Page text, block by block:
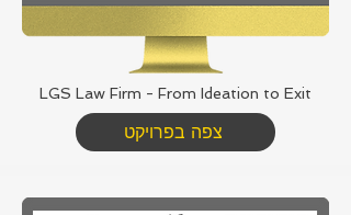
LGS Law Firm - From Ideation to Exit
צפה בפרויקט